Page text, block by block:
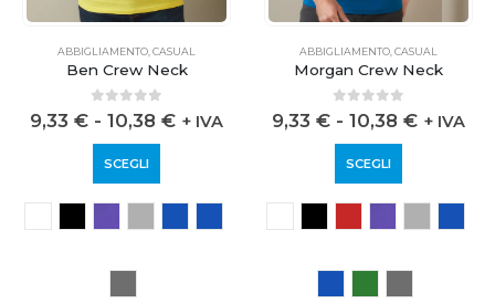
ABBIGLIAMENTO CASUAL
Ben Crew Neck
out of 5
9,33 € - 10,38 € + IVA
SCEGLI
ABBIGLIAMENTO CASUAL
Morgan Crew Neck
out of 5
9,33 € - 10,38 € + IVA
SCEGLI